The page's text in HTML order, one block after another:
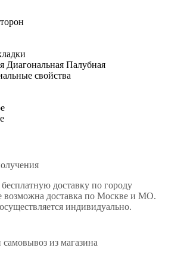
Диагональная Палубная
свойства
доставку по городу
возможна доставка по Москве и МО.
индивидуально.
самовывоз из магазина